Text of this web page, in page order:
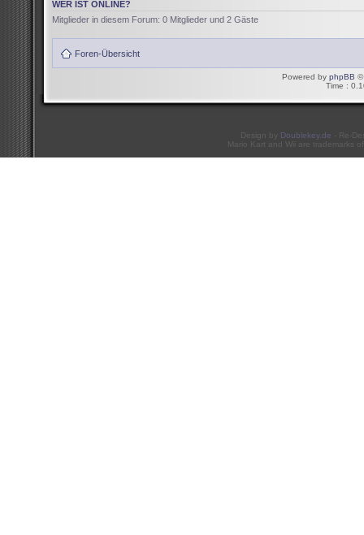
WER IST ONLINE?
Mitglieder in diesem Forum: 0 Mitglieder und 2 Gäste
Foren-Übersicht
Powered by phpBB ©
Time :
Design by Doublekey.de - Re-
Mario Kart and Wii are trademarks